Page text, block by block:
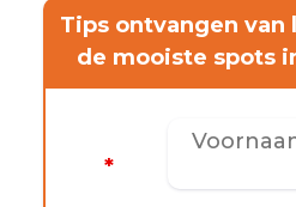
Tips ontvangen van
de mooiste spots
*